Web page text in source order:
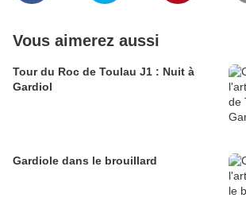
Vous aimerez aussi
Tour du Roc de Toulau J1 : Nuit à
Gardiol
Gardiole dans le brouillard